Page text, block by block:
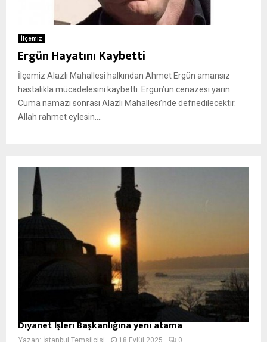
İlçemiz
Ergün Hayatını Kaybetti
İlçemiz Alazlı Mahallesi halkından Ahmet Ergün amansız
hastalıkla mücadelesini kaybetti. Ergün’ün cenazesi yarın
Cuma namazı sonrası Alazlı Mahallesi’nde defnedilecektir.
Allah rahmet eylesin....
Diyanet İşleri Başkanlığına yeni atama
Yazan: İstanbul Temsilcisi 18 Eylül 2025 0